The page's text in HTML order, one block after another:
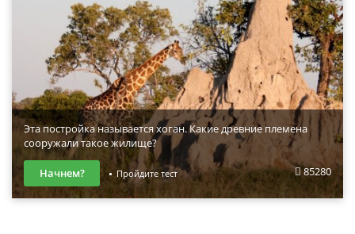
Эта постройка называется хоган. Какие древние племена
сооружали такое жилище?
85280
Начнем? Пройдите тест